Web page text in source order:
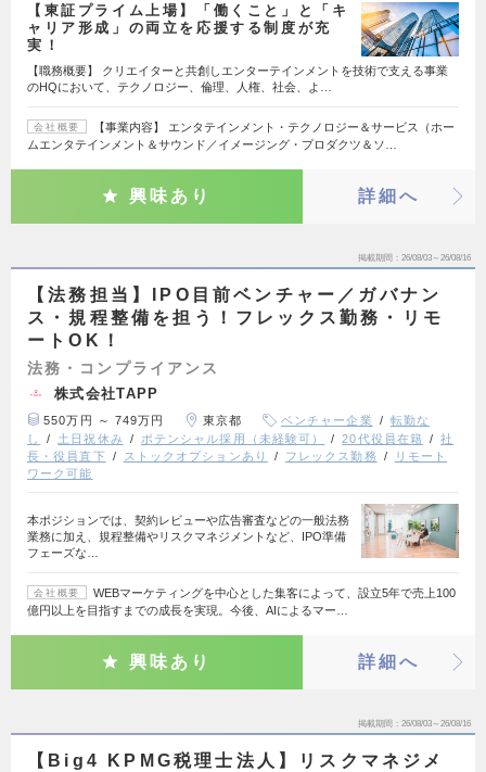
【東証プライム上場】「働くこと」と「キ
ャリア形成」の両立を応援する制度が充
実！
【職務概要】 クリエイターと共創しエンターテインメントを技術で支える事業
のHQにおいて、テクノロジー、倫理、人権、社会、よ…
会社概要
【事業内容】 エンタテインメント・テクノロジー＆サービス（ホー
ムエンタテインメント＆サウンド／イメージング・プロダクツ＆ソ…
興味あり 詳細へ
掲載期間 26/08/03～26/08/16
【法務担当】IPO目前ベンチャー／ガバナン
ス・規程整備を担う！フレックス勤務・リモ
ートOK！
法務・コンプライアンス
株式会社TAPP
550万円 ～ 749万円 東京都 ベンチャー企業
転勤な
し
土日祝休み ポテンシャル採用（未経験可） 20代役員在籍
社
長・役員直下
ストックオプションあり フレックス勤務
リモート
ワーク可能
本ポジションでは、契約レビューや広告審査などの一般法務
業務に加え、規程整備やリスクマネジメントなど、IPO準備
フェーズな…
会社概要
WEBマーケティングを中心とした集客によって、設立5年で売上100
億円以上を目指すまでの成長を実現。今後、AIによるマー…
興味あり 詳細へ
掲載期間 26/08/03～26/08/16
【Big4 KPMG税理士法人】リスクマネジメ